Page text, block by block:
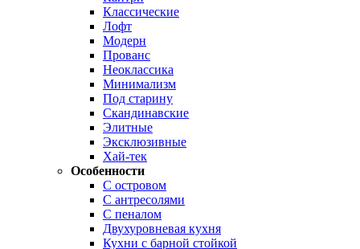
Классические
Лофт
Модерн
Прованс
Неоклассика
Минимализм
Под старину
Скандинавские
Элитные
Эксклюзивные
Хай-тек
Особенности
С островом
С антресолями
С пеналом
Двухуровневая кухня
Кухни с барной стойкой